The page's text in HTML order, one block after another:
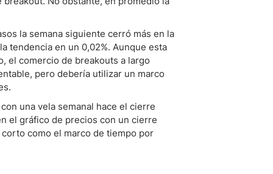
la semana siguiente cerró más en la
tendencia en un 0,02%. Aunque esta
el comercio de breakouts a largo
pero debería utilizar un marco
una vela semanal hace el cierre
el gráfico de precios con un cierre
como el marco de tiempo por